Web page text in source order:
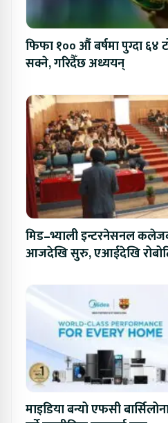
फिफा १०० औं बर्षमा पुग्दा ६४
सक्ने, गरिदैँछ अध्ययन्
मिड–भ्याली इन्टरनेसनल
आजदेखि सुरु, एआईदेखि
माइडिया बन्यो एफसी